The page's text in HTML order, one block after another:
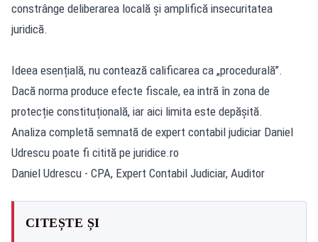
constrânge deliberarea locală și amplifică insecuritatea
juridică.
Ideea esențială, nu contează calificarea ca „procedurală”.
Dacă norma produce efecte fiscale, ea intră în zona de
protecție constituțională, iar aici limita este depășită.
Analiza completă semnată de expert contabil judiciar Daniel
Udrescu poate fi citită pe juridice.ro
Daniel Udrescu - CPA, Expert Contabil Judiciar, Auditor
CITEȘTE ȘI